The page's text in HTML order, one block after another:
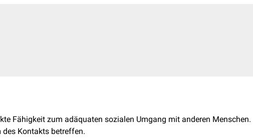
Fähigkeit zum adäquaten sozialen Umgang mit anderen Menschen.
Kontakts betreffen.